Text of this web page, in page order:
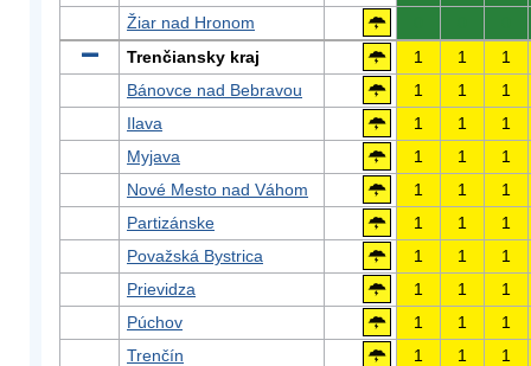
Žiar nad Hronom
Trenčiansky kraj
1 1
1
Bánovce nad Bebravou
1 1
1
Ilava
1 1
1
Myjava
1 1
1
Nové Mesto nad Váhom
1 1
1
Partizánske
1 1
1
Považská Bystrica
1 1
1
Prievidza
1 1
1
Púchov
1 1
1
Trenčín
1 1
1